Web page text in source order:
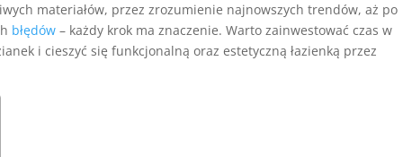
materiałów, przez zrozumienie najnowszych trendów, aż po
błędów – każdy krok ma znaczenie. Warto zainwestować czas w
i cieszyć się funkcjonalną oraz estetyczną łazienką przez